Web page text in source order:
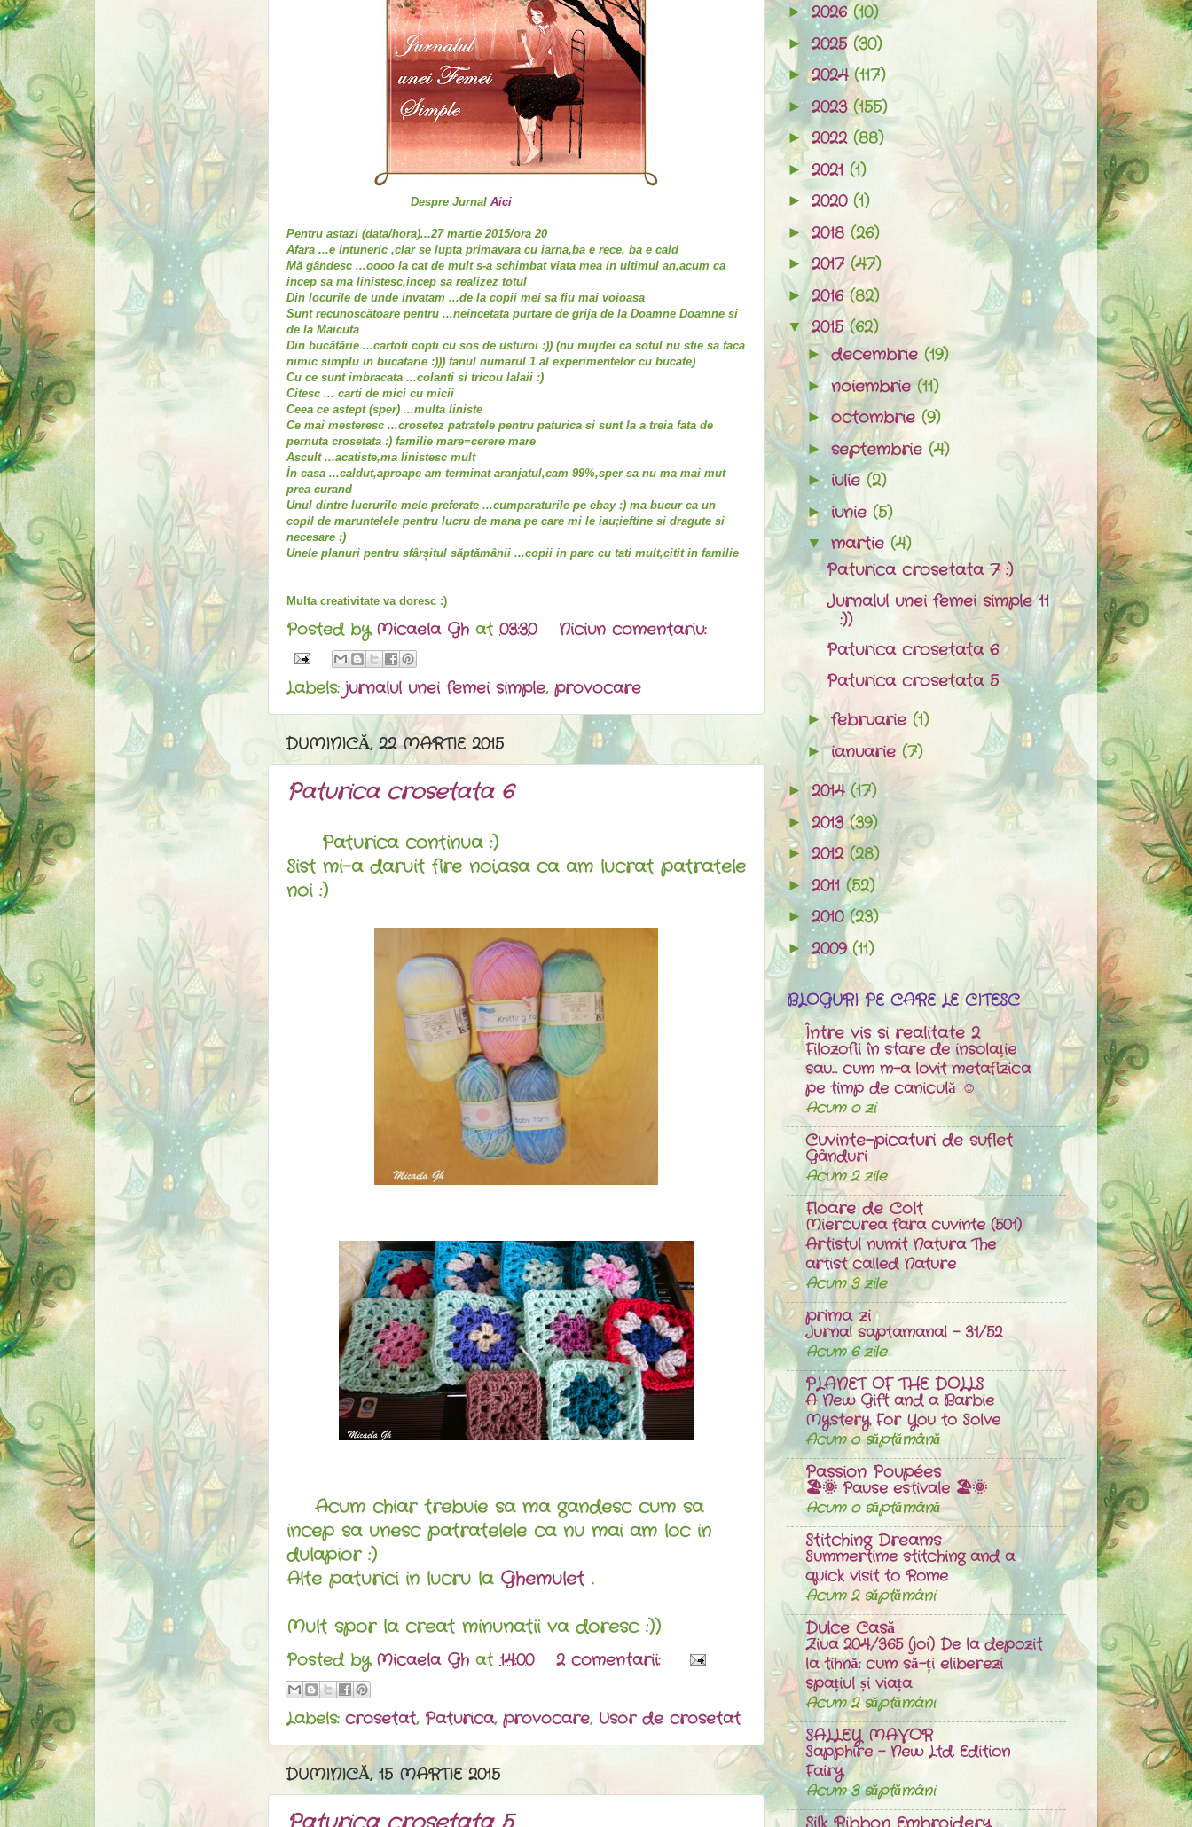
Despre Jurnal Aici
Pentru astazi (data/hora)...27 martie 2015/ora 20
Afara ...e intuneric ,clar se lupta primavara cu iarna,ba e rece, ba e cald
Mă gândesc ...oooo la cat de mult s-a schimbat viata mea in ultimul an,acum ca
incep sa ma linistesc,incep sa realizez totul
Din locurile de unde invatam ...de la copii mei sa fiu mai voioasa
Sunt recunoscătoare pentru ...neincetata purtare de grija de la Doamne Doamne si
de la Maicuta
Din bucătărie ...cartofi copti cu sos de usturoi :)) (nu mujdei ca sotul nu stie sa faca
nimic simplu in bucatarie :))) fanul numarul 1 al experimentelor cu bucate)
Cu ce sunt imbracata ...colanti si tricou lalaii :)
Citesc ... carti de mici cu micii
Ceea ce astept (sper) ...multa liniste
Ce mai mesteresc ...crosetez patratele pentru paturica si sunt la a treia fata de
pernuta crosetata :) familie mare=cerere mare
Ascult ...acatiste,ma linistesc mult
În casa ...caldut,aproape am terminat aranjatul,cam 99%,sper sa nu ma mai mut
prea curand
Unul dintre lucrurile mele preferate ...cumparaturile pe ebay :) ma bucur ca un
copil de maruntelele pentru lucru de mana pe care mi le iau;ieftine si dragute si
necesare :)
Unele planuri pentru sfârșitul săptămânii ...copii in parc cu tati mult,citit in familie
Multa creativitate va doresc :)
Posted byMicaela Gh at 03:30 Niciun comentariu:
Labels: jurnalul unei femei simple, provocare
DUMINICĂ, 22 MARTIE 2015
Paturica crosetata 6
Paturica continua :)
Sist mi-a daruit fire noi,asa ca am lucrat patratele
noi :)
Acum chiar trebuie sa ma gandesc cum sa
incep sa unesc patratelele ca nu mai am loc in
dulapior :)
Alte paturici in lucru la Ghemulet .
Mult spor la creat minunatii va doresc :))
Posted byMicaela Gh at 14:00 2 comentarii:
Labels: crosetat, Paturica, provocare, Usor de crosetat
DUMINICĂ, 15 MARTIE 2015
► 2026(10)
► 2025(30)
►2024(117)
► 2023(155)
► 2022 (88)
► 2021 (1)
►2020 (1)
► 2018 (26)
► 2017(47)
►2016(82)
▼2015(62)
►decembrie (19)
►noiembrie(11)
►octombrie(9)
► septembrie (4)
► iulie(2)
►iunie (5)
▼ martie (4)
Paturica crosetata 7 :)
Jurnalul unei femei simple 11
:))
Paturica crosetata 6
Paturica crosetata 5
►februarie (1)
►ianuarie (7)
►2014(17)
►2013(39)
► 2012(28)
► 2011(52)
► 2010(23)
►2009(11)
BLOGURI PE CARE LE CITESC
Între vis si realitate 2
Filozofii în stare de insolație
sau... cum m-a lovit metafizica
pe timp de caniculă ☺
Acum o zi
Cuvinte-picaturi de suflet
Gânduri
Acum 2 zile
Floare de Colt
Miercurea fara cuvinte (501)
Artistul numit Natura The
artist called Nature
Acum 3 zile
prima zi
Jurnal saptamanal - 31/52
Acum 6 zile
PLANET OF THE DOLLS
A New Gift and a Barbie
Mystery For You to Solve
Acum o săptămână
Passion Poupées
🏖️🌞 Pause estivale 🏖️🌞
Acum o săptămână
Stitching Dreams
Summertime stitching and a
quick visit to Rome
Acum 2 săptămâni
Dulce Casă
Ziua 204/365 (joi) De la depozit
la tihnă: cum să-ți eliberezi
spațiul și viața
Acum 2 săptămâni
SALLEY MAVOR
Sapphire – New Ltd. Edition
Fairy
Acum 3 săptămâni